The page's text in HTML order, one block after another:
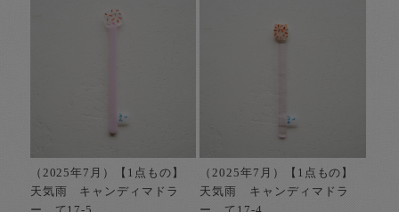
（2025年7月）【1点もの】
天気雨 キャンディマドラ
（2025年7月）【1点もの】
天気雨 キャンディマドラ